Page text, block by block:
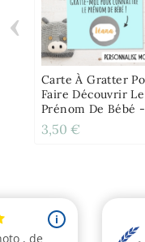
Carte À Gratter
Faire Découvrir Le
Prénom De Bébé -
Éléphant
3,50 €
‹